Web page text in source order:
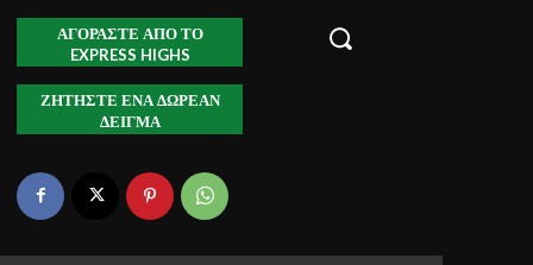
ΑΓΟΡΆΣΤΕ ΑΠΌ ΤΟ
EXPRESS HIGHS
ΖΗΤΉΣΤΕ ΈΝΑ ΔΩΡΕΆΝ
ΔΕΊΓΜΑ